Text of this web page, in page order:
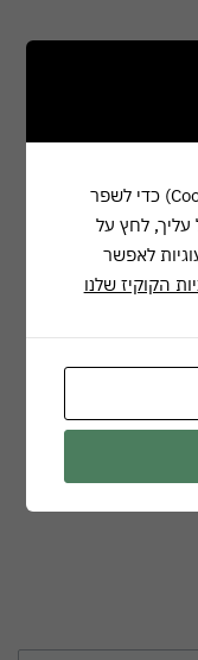
אנחנו משתמשים בקובצי עוגיות (Cookies) כדי לשפר
עליך, לחץ על
לאפשר
הקוקיז שלנו